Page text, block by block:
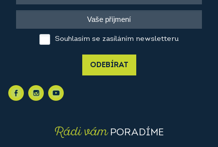
Souhlasím se zasíláním newsletteru
ODEBÍRAT
Rádi vámPORADÍME